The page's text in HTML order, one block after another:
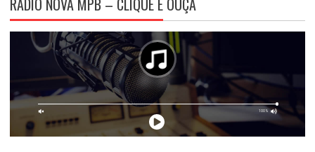
RÁDIO NOVA MPB – CLIQUE E OUÇA